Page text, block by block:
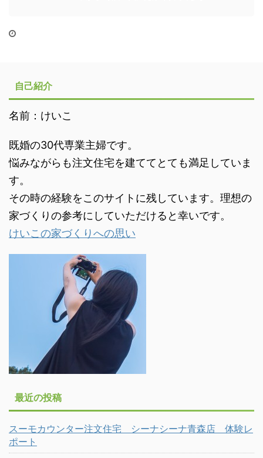
自己紹介
名前：けいこ
既婚の30代専業主婦です。
悩みながらも注文住宅を建ててとても満足していま
す。
その時の経験をこのサイトに残しています。理想の
家づくりの参考にしていただけると幸いです。
けいこの家づくりへの思い
最近の投稿
スーモカウンター注文住宅 シーナシーナ青森店 体験レ
ポート